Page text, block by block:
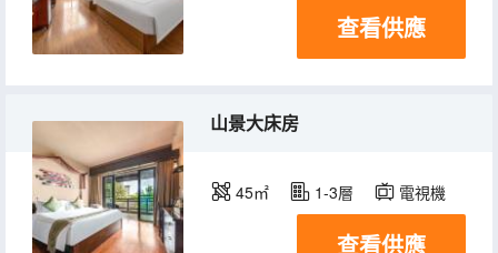
查看供應
山景大床房
45㎡ 1-3層 電視機
查看供應